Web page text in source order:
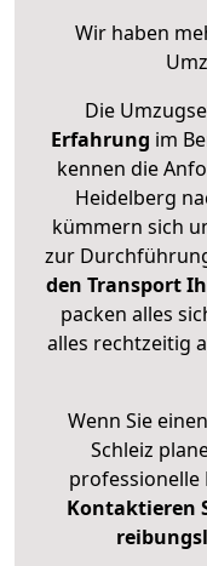
Wir haben
Die
Erfahrung im
kennen die
Heidelberg
kümmern sich
zur
den Transport
packen alles
alles rechtzeitig
Wenn Sie
Schleiz
professionelle
Kontaktieren